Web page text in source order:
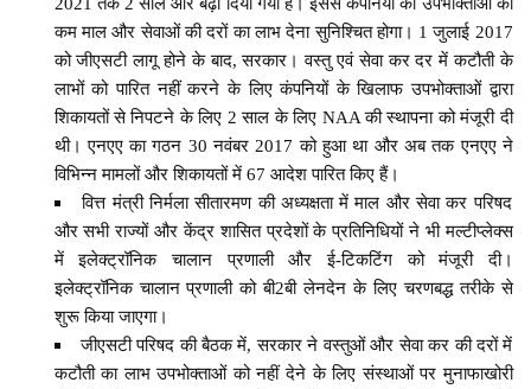
कम माल और सेवाओं की दरों का लाभ देना सुनिश्चित होगा। 1 जुलाई 2017
को जीएसटी लागू होने के बाद, सरकार। वस्तु एवं सेवा कर दर में कटौती के
लाभों को पारित नहीं करने के लिए कंपनियों के खिलाफ उपभोक्ताओं द्वारा
शिकायतों से निपटने के लिए 2 साल के लिए NAA की स्थापना को मंजूरी दी
थी। एनएए का गठन 30 नवंबर 2017 को हुआ था और अब तक एनएए ने
विभिन्न मामलों और शिकायतों में 67 आदेश पारित किए हैं।
वित्त मंत्री निर्मला सीतारमण की अध्यक्षता में माल और सेवा कर परिषद
और सभी राज्यों और केंद्र शासित प्रदेशों के प्रतिनिधियों ने भी मल्टीप्लेक्स
में इलेक्ट्रॉनिक चालान प्रणाली और ई-टिकटिंग को मंजूरी दी।
इलेक्ट्रॉनिक चालान प्रणाली को बी2बी लेनदेन के लिए चरणबद्ध तरीके से
शुरू किया जाएगा।
जीएसटी परिषद की बैठक में, सरकार ने वस्तुओं और सेवा कर की दरों में
कटौती का लाभ उपभोक्ताओं को नहीं देने के लिए संस्थाओं पर मुनाफाखोरी